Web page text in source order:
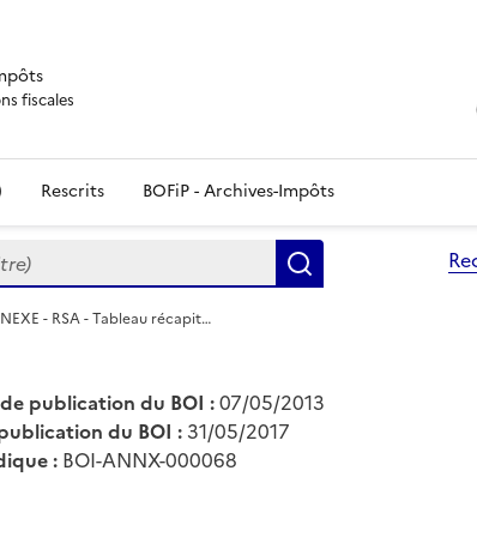
fiscales
Rescrits BOFiP - Archives-Impôts
- RSA - Tableau récapit…
publication du BOI :07/05/2013
du BOI : 31/05/2017
: BOI-ANNX-000068